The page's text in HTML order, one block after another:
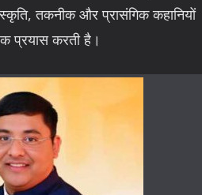
तकनीक और प्रासंगिक कहानियों
प्रयास करती है।